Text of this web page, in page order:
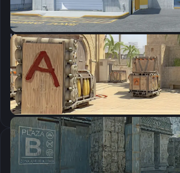
Чувствительность мыши в игре:
Чувствительность мыши в зуме:
Чувствительность мыши в Windows:
Ускорение мыши:
m_rawinput:
Настройки экрана